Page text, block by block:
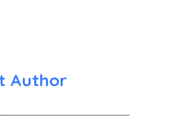
Author